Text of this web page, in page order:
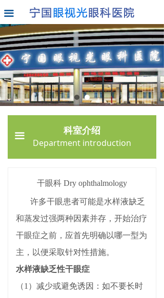
끀
首页
医院概况
科室介绍
专家团队
就诊指南
干眼科 Dry ophthalmology
许多干眼患者可能是水样液缺乏
和蒸发过强两种因素并存，开始治疗
干眼症之前，应首先明确以哪一型为
主，以便采取针对性措施。
水样液缺乏性干眼症
（1）减少或避免诱因：如不要长时
科室介绍
Department introduction
끀
白内障科
青光眼科
小儿眼科
眼底病科
干眼科
视光中心